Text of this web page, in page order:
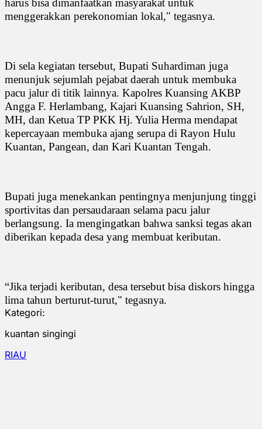
harus bisa dimanfaatkan masyarakat untuk
menggerakkan perekonomian lokal," tegasnya.
Di sela kegiatan tersebut, Bupati Suhardiman juga
menunjuk sejumlah pejabat daerah untuk membuka
pacu jalur di titik lainnya. Kapolres Kuansing AKBP
Angga F. Herlambang, Kajari Kuansing Sahrion, SH,
MH, dan Ketua TP PKK Hj. Yulia Herma mendapat
kepercayaan membuka ajang serupa di Rayon Hulu
Kuantan, Pangean, dan Kari Kuantan Tengah.
Bupati juga menekankan pentingnya menjunjung tinggi
sportivitas dan persaudaraan selama pacu jalur
berlangsung. Ia mengingatkan bahwa sanksi tegas akan
diberikan kepada desa yang membuat keributan.
“Jika terjadi keributan, desa tersebut bisa diskors hingga
lima tahun berturut-turut," tegasnya.
Kategori:
kuantan singingi
RIAU